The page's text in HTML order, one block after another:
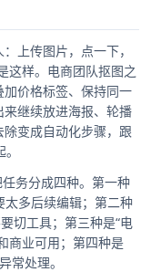
上传图片，点一下，
这样。电商团队抠图之
价格标签、保持同一
继续放进海报、轮播
变成自动化步骤，跟
务分成四种。第一种
太多后续编辑；第二种
切工具；第三种是“电
商业可用；第四种是
常处理。